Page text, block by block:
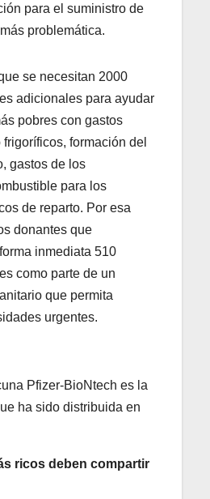
para el suministro de
problemática.
se necesitan 2000
adicionales para ayudar
pobres con gastos
formación del
gastos de los
para los
de reparto. Por esa
donantes que
inmediata 510
como parte de un
que permita
urgentes.
Pfizer-BioNtech es la
ha sido distribuida en
ricos deben compartir